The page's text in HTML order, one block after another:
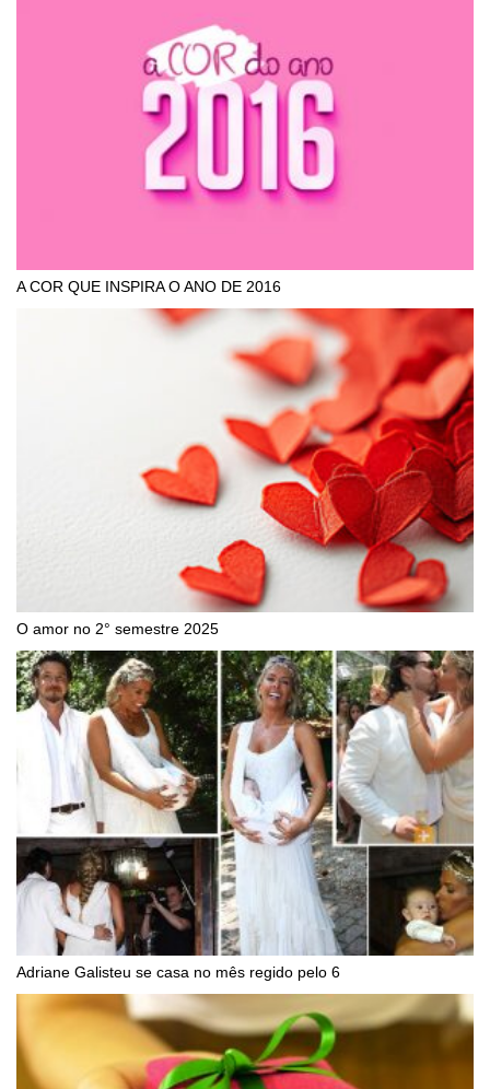
A COR QUE INSPIRA O ANO DE 2016
O amor no 2° semestre 2025
Adriane Galisteu se casa no mês regido pelo 6